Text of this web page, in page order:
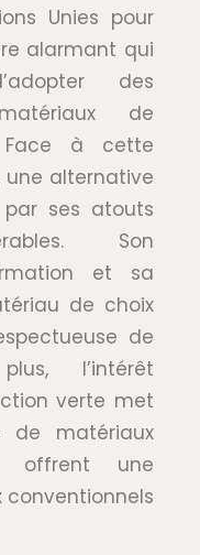
Unies pour
alarmant qui
des
de
Face à cette
une alternative
ses atouts
Son
et sa
de choix
de
l’intérêt
verte met
de matériaux
offrent une